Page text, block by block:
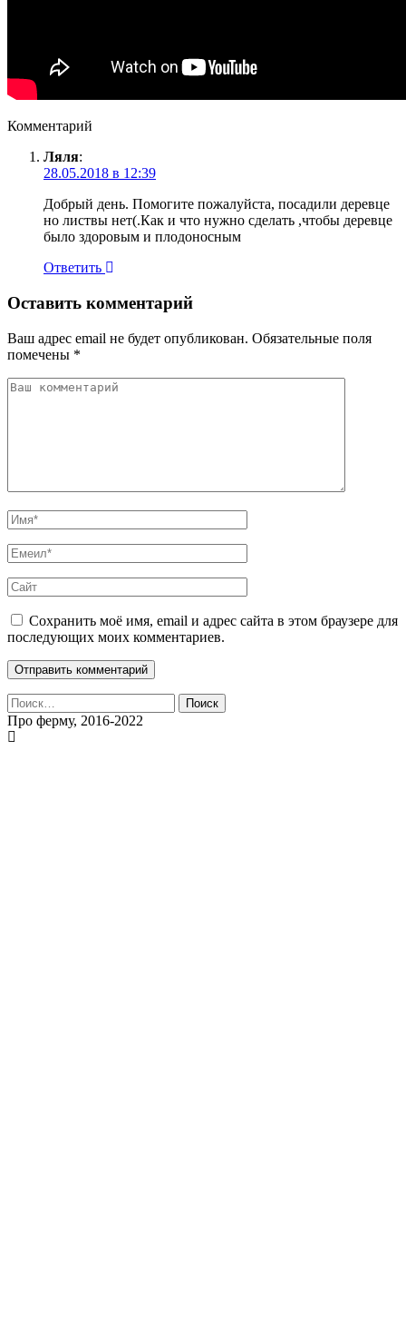
Комментарий
Ляля:
28.05.2018 в 12:39
Добрый день. Помогите пожалуйста, посадили деревце
но листвы нет(.Как и что нужно сделать ,чтобы деревце
было здоровым и плодоносным
Ответить
Оставить комментарий
Ваш адрес email не будет опубликован. Обязательные поля
помечены *
Сохранить моё имя, email и адрес сайта в этом браузере для
последующих моих комментариев.
Найти:
Про ферму, 2016-2022